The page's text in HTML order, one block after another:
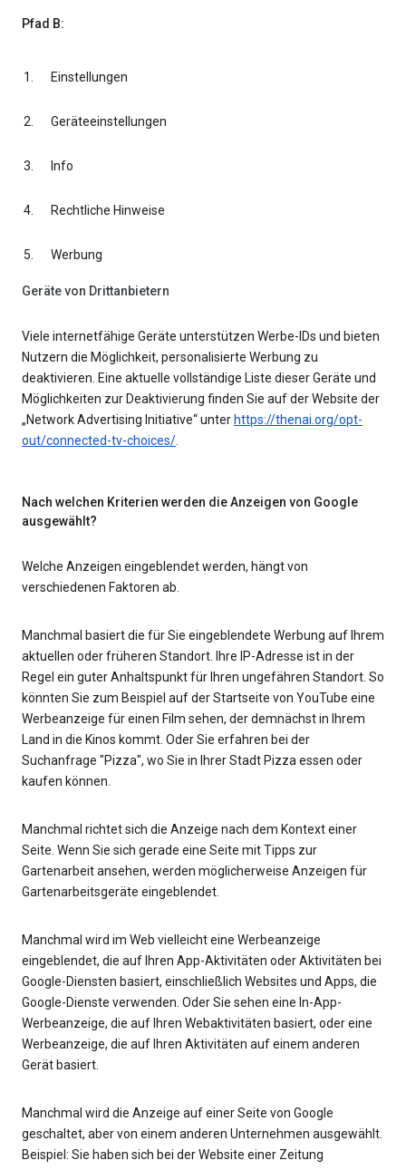
Pfad B:
Einstellungen
Geräteeinstellungen
Info
Rechtliche Hinweise
Werbung
Geräte von Drittanbietern
Viele internetfähige Geräte unterstützen Werbe-IDs und bieten
Nutzern die Möglichkeit, personalisierte Werbung zu
deaktivieren. Eine aktuelle vollständige Liste dieser Geräte und
Möglichkeiten zur Deaktivierung finden Sie auf der Website der
„Network Advertising Initiative“ unter https://thenai.org/opt-
out/connected-tv-choices/.
Nach welchen Kriterien werden die Anzeigen von Google
ausgewählt?
Welche Anzeigen eingeblendet werden, hängt von
verschiedenen Faktoren ab.
Manchmal basiert die für Sie eingeblendete Werbung auf Ihrem
aktuellen oder früheren Standort. Ihre IP-Adresse ist in der
Regel ein guter Anhaltspunkt für Ihren ungefähren Standort. So
könnten Sie zum Beispiel auf der Startseite von YouTube eine
Werbeanzeige für einen Film sehen, der demnächst in Ihrem
Land in die Kinos kommt. Oder Sie erfahren bei der
Suchanfrage "Pizza", wo Sie in Ihrer Stadt Pizza essen oder
kaufen können.
Manchmal richtet sich die Anzeige nach dem Kontext einer
Seite. Wenn Sie sich gerade eine Seite mit Tipps zur
Gartenarbeit ansehen, werden möglicherweise Anzeigen für
Gartenarbeitsgeräte eingeblendet.
Manchmal wird im Web vielleicht eine Werbeanzeige
eingeblendet, die auf Ihren App-Aktivitäten oder Aktivitäten bei
Google-Diensten basiert, einschließlich Websites und Apps, die
Google-Dienste verwenden. Oder Sie sehen eine In-App-
Werbeanzeige, die auf Ihren Webaktivitäten basiert, oder eine
Werbeanzeige, die auf Ihren Aktivitäten auf einem anderen
Gerät basiert.
Manchmal wird die Anzeige auf einer Seite von Google
geschaltet, aber von einem anderen Unternehmen ausgewählt.
Beispiel: Sie haben sich bei der Website einer Zeitung